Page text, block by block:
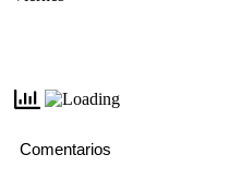
Comentarios